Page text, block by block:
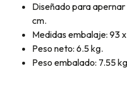
Diseñado para
cm.
Medidas embalaje: 93 x
Peso neto: 6.5 kg.
Peso embalado: 7.55